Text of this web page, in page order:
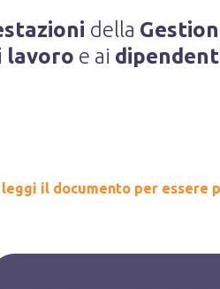
della
lavoro e ai
leggi il documento per essere